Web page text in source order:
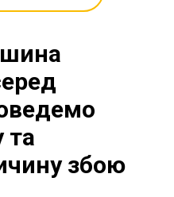
та
збою